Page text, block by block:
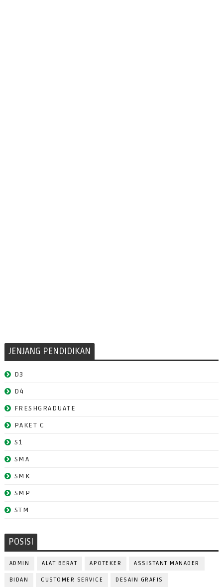
JENJANG PENDIDIKAN
D3
D4
FRESHGRADUATE
PAKET C
S1
SMA
SMK
SMP
STM
POSISI
ADMIN ALAT BERAT APOTEKER ASSISTANT MANAGER
BIDAN CUSTOMER SERVICE DESAIN GRAFIS